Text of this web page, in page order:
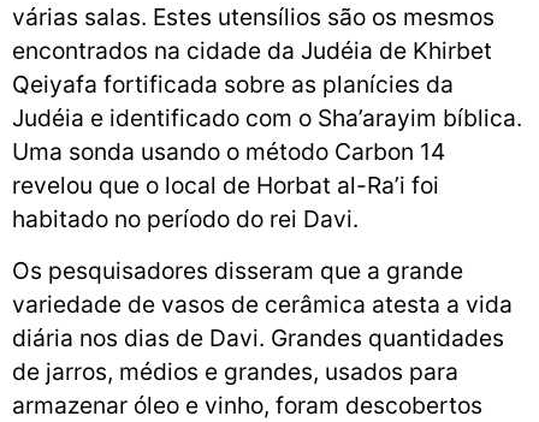
várias salas. Estes utensílios são os mesmos
encontrados na cidade da Judéia de Khirbet
Qeiyafa fortificada sobre as planícies da
Judéia e identificado com o Sha’arayim bíblica.
Uma sonda usando o método Carbon 14
revelou que o local de Horbat al-Ra’i foi
habitado no período do rei Davi.
Os pesquisadores disseram que a grande
variedade de vasos de cerâmica atesta a vida
diária nos dias de Davi. Grandes quantidades
de jarros, médios e grandes, usados ​​para
armazenar óleo e vinho, foram descobertos